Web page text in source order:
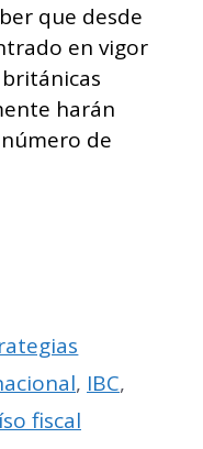
que desde
en vigor
harán
de
, IBC,
fiscal